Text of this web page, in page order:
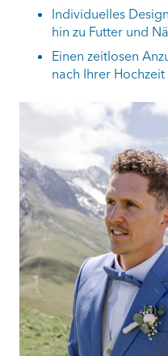
Individuelles
hin zu Futter und
Einen zeitlosen
nach Ihrer